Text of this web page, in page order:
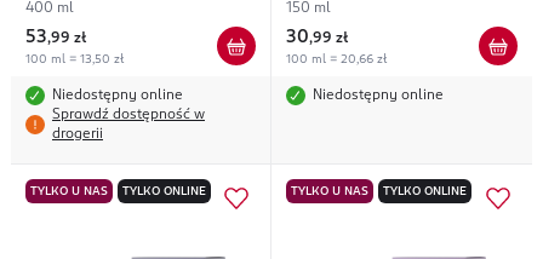
400 ml
53,99 zł
100 ml = 13,50 zł
Niedostępny online
Sprawdź dostępność w
drogerii
150 ml
30,99 zł
100 ml = 20,66 zł
Niedostępny online
TYLKO U NAS TYLKO ONLINE TYLKO U NAS TYLKO ONLINE